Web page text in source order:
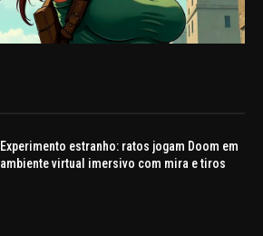
Experimento estranho: ratos jogam Doom em
ambiente virtual imersivo com mira e tiros